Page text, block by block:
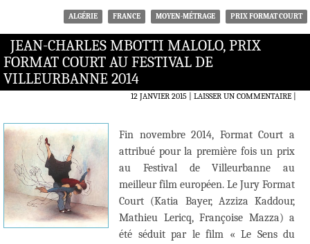
ALGÉRIE FRANCE MOYEN-MÉTRAGE PRIX FORMAT COURT
JEAN-CHARLES MBOTTI MALOLO, PRIX
FORMAT COURT AU FESTIVAL DE
VILLEURBANNE 2014
12 JANVIER 2015 LAISSER UN COMMENTAIRE|
Fin novembre 2014, Format Court a
attribué pour la première fois un prix
au Festival de Villeurbanne au
meilleur film européen. Le Jury Format
Court (Katia Bayer, Azziza Kaddour,
Mathieu Lericq, Françoise Mazza) a
été séduit par le film « Le Sens du